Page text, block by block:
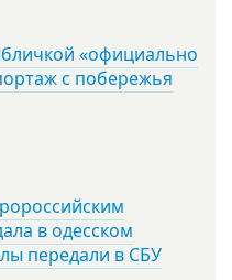
«официально
с побережья
в одесском
передали в СБУ